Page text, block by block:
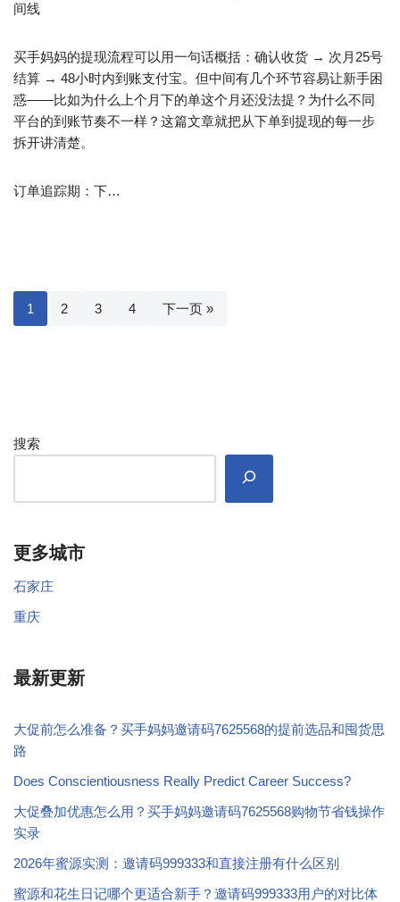
间线
买手妈妈的提现流程可以用一句话概括：确认收货 → 次月25号
结算 → 48小时内到账支付宝。但中间有几个环节容易让新手困
惑——比如为什么上个月下的单这个月还没法提？为什么不同
平台的到账节奏不一样？这篇文章就把从下单到提现的每一步
拆开讲清楚。
订单追踪期：下…
1 2 3 4 下一页 »
搜索
更多城市
石家庄
重庆
最新更新
大促前怎么准备？买手妈妈邀请码7625568的提前选品和囤货思
路
Does Conscientiousness Really Predict Career Success?
大促叠加优惠怎么用？买手妈妈邀请码7625568购物节省钱操作
实录
2026年蜜源实测：邀请码999333和直接注册有什么区别
蜜源和花生日记哪个更适合新手？邀请码999333用户的对比体